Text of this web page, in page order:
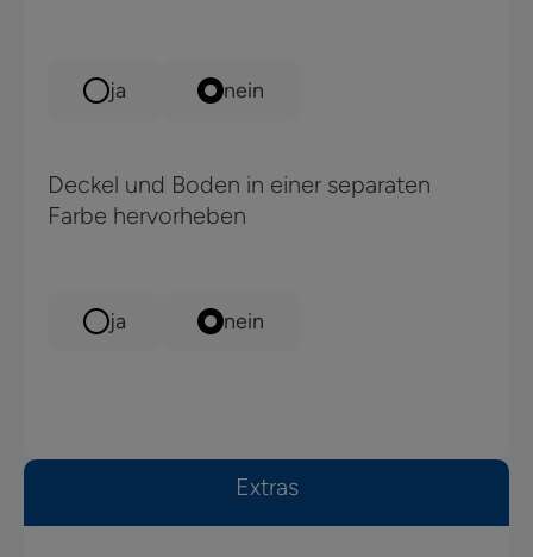
ja nein
Deckel und Boden in einer separaten
Farbe hervorheben
ja nein
Extras